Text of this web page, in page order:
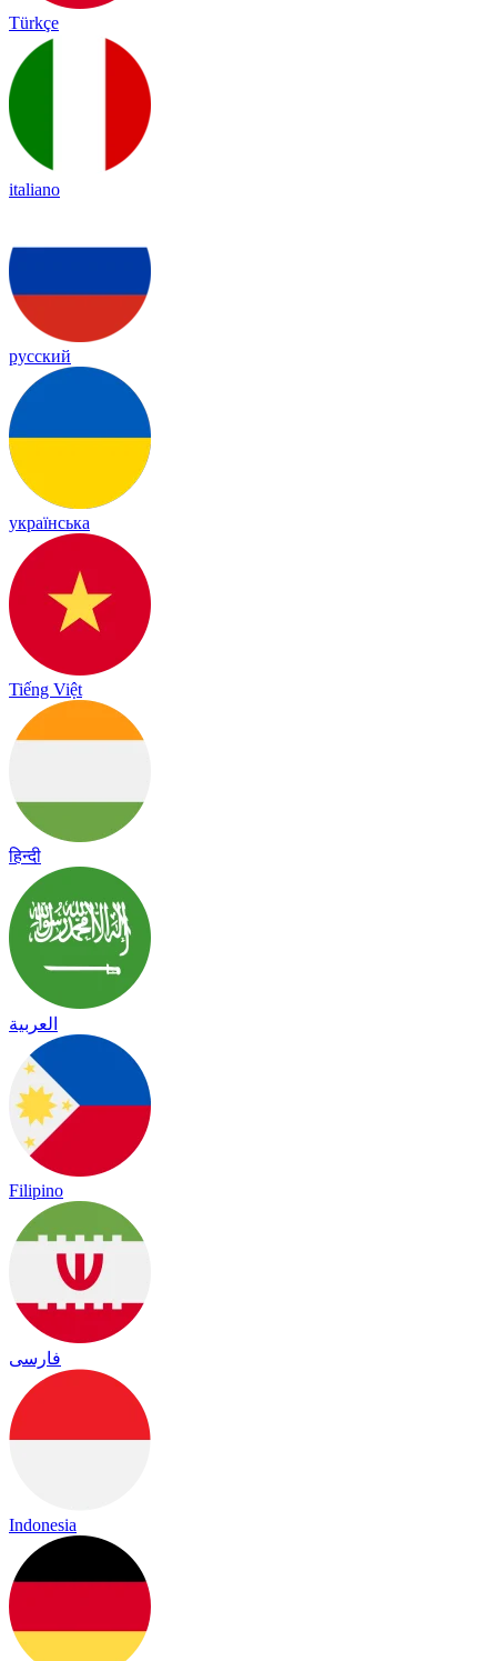
Türkçe
italiano
русский
українська
Tiếng Việt
हिन्दी
العربية
Filipino
فارسی
Indonesia